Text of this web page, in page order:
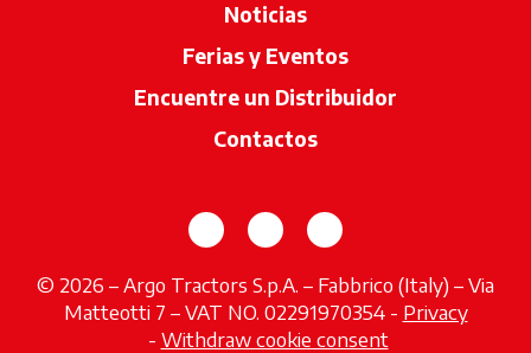
Noticias
Ferias y Eventos
Encuentre un Distribuidor
Contactos
se abre en una pestaña nueva
se abre en una pestaña
se abre en una
© 2026 – Argo Tractors S.p.A. – Fabbrico (Italy) – Via
Matteotti 7 – VAT NO. 02291970354 - Privacy
se abre en una pestaña nueva
- Withdraw cookie consent